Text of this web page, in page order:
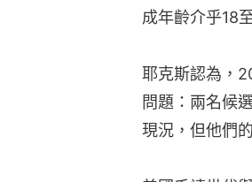
成年齡介乎18
耶克斯認為，
問題：兩名候
現況，但他們